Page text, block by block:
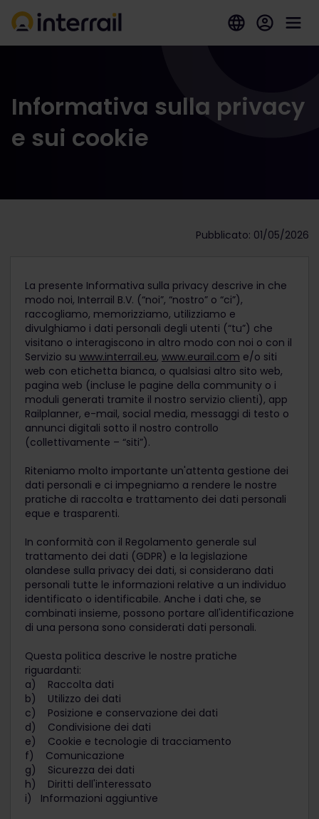
Informativa sulla privacy
e sui cookie
Pubblicato: 01/05/2026
La presente Informativa sulla privacy descrive in che
modo noi, Interrail B.V. (“noi”, “nostro” o “ci”),
raccogliamo, memorizziamo, utilizziamo e
divulghiamo i dati personali degli utenti (“tu”) che
visitano o interagiscono in altro modo con noi o con il
Servizio su www.interrail.eu, www.eurail.com e/o siti
web con etichetta bianca, o qualsiasi altro sito web,
pagina web (incluse le pagine della community o i
moduli generati tramite il nostro servizio clienti), app
Railplanner, e-mail, social media, messaggi di testo o
annunci digitali sotto il nostro controllo
(collettivamente – “siti”).
Riteniamo molto importante un'attenta gestione dei
dati personali e ci impegniamo a rendere le nostre
pratiche di raccolta e trattamento dei dati personali
eque e trasparenti.
In conformità con il Regolamento generale sul
trattamento dei dati (GDPR) e la legislazione
olandese sulla privacy dei dati, si considerano dati
personali tutte le informazioni relative a un individuo
identificato o identificabile. Anche i dati che, se
combinati insieme, possono portare all'identificazione
di una persona sono considerati dati personali.
Questa politica descrive le nostre pratiche
riguardanti:
a) Raccolta dati
b) Utilizzo dei dati
c) Posizione e conservazione dei dati
d) Condivisione dei dati
e) Cookie e tecnologie di tracciamento
f) Comunicazione
g) Sicurezza dei dati
h) Diritti dell'interessato
i) Informazioni aggiuntive